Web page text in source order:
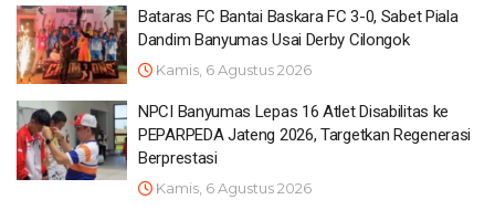
Bataras FC Bantai Baskara FC 3-0, Sabet Piala
Dandim Banyumas Usai Derby Cilongok
Kamis, 6 Agustus 2026
NPCI Banyumas Lepas 16 Atlet Disabilitas ke
PEPARPEDA Jateng 2026, Targetkan Regenerasi
Berprestasi
Kamis, 6 Agustus 2026